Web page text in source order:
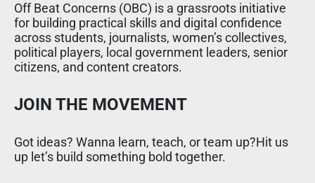
Off Beat Concerns (OBC) is a grassroots initiative
for building practical skills and digital confidence
across students, journalists, women’s collectives,
political players, local government leaders, senior
citizens, and content creators.
JOIN THE MOVEMENT
Got ideas? Wanna learn, teach, or team up?Hit us
up let’s build something bold together.